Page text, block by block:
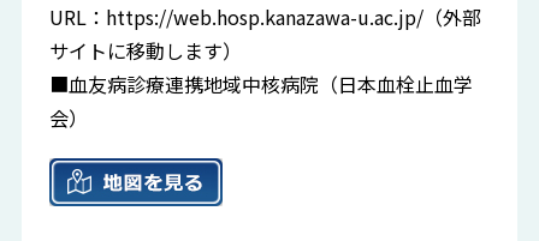
URL： https://web.hosp.kanazawa-u.ac.jp/ （外部
サイトに移動します）
■血友病診療連携地域中核病院（日本血栓止血学
会）